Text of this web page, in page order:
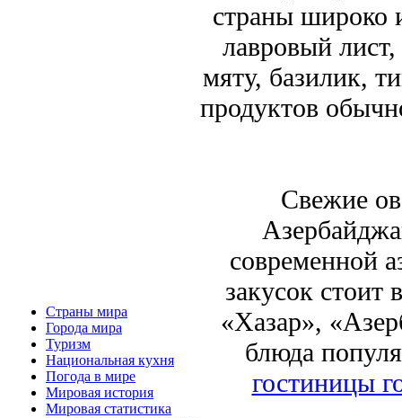
Страны мира
Города мира
Туризм
Национальная кухня
Погода в мире
Мировая история
Мировая статистика
страны широко
лавровый
мяту, базилик,
продуктов
Свежие
современной
закусок стоит
«Хазар»,
блюда
гостиницы